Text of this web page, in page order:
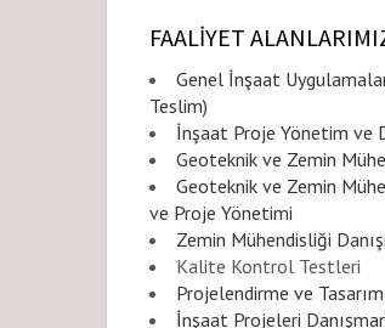
FAALİYET
Genel İnşaat
Teslim)
İnşaat Proje Yönetim ve
Geoteknik ve Zemin
Geoteknik ve Zemin
ve Proje Yönetimi
Zemin Mühendisliği
Kalite Kontrol Testleri
Projelendirme ve
İnşaat Projeleri